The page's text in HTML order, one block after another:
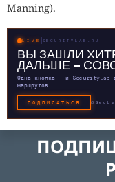
Manning).
LIVE SECURITYLAB.RU
ВЫ ЗАШЛИ
ДАЛЬШЕ —
Одна кнопка — и SecurityLab
маршрутов.
ПОДПИСАТЬСЯ